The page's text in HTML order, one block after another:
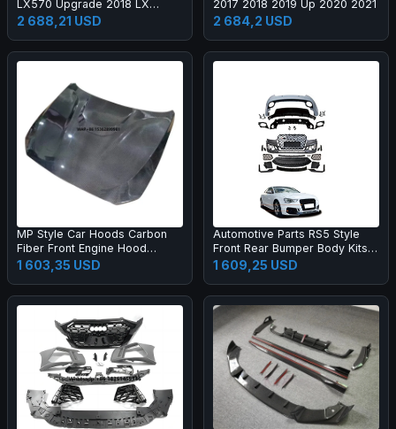
LX570 Upgrade 2018 LX
Super Sport Grille Bumper Led
Headlamp Fog Lamp Tail Light
2 688,21 USD
2017 2018 2019 Up 2020 2021
2 684,2 USD
MP Style Car Hoods Carbon
Fiber Front Engine Hood
Bonnet for M2C F87 F22
1 603,35 USD
Automotive Parts RS5 Style
Front Rear Bumper Body Kits
for A5 S5 B8.5 2013-2016
Upgrade 2017-2019 Body Kit
1 609,25 USD